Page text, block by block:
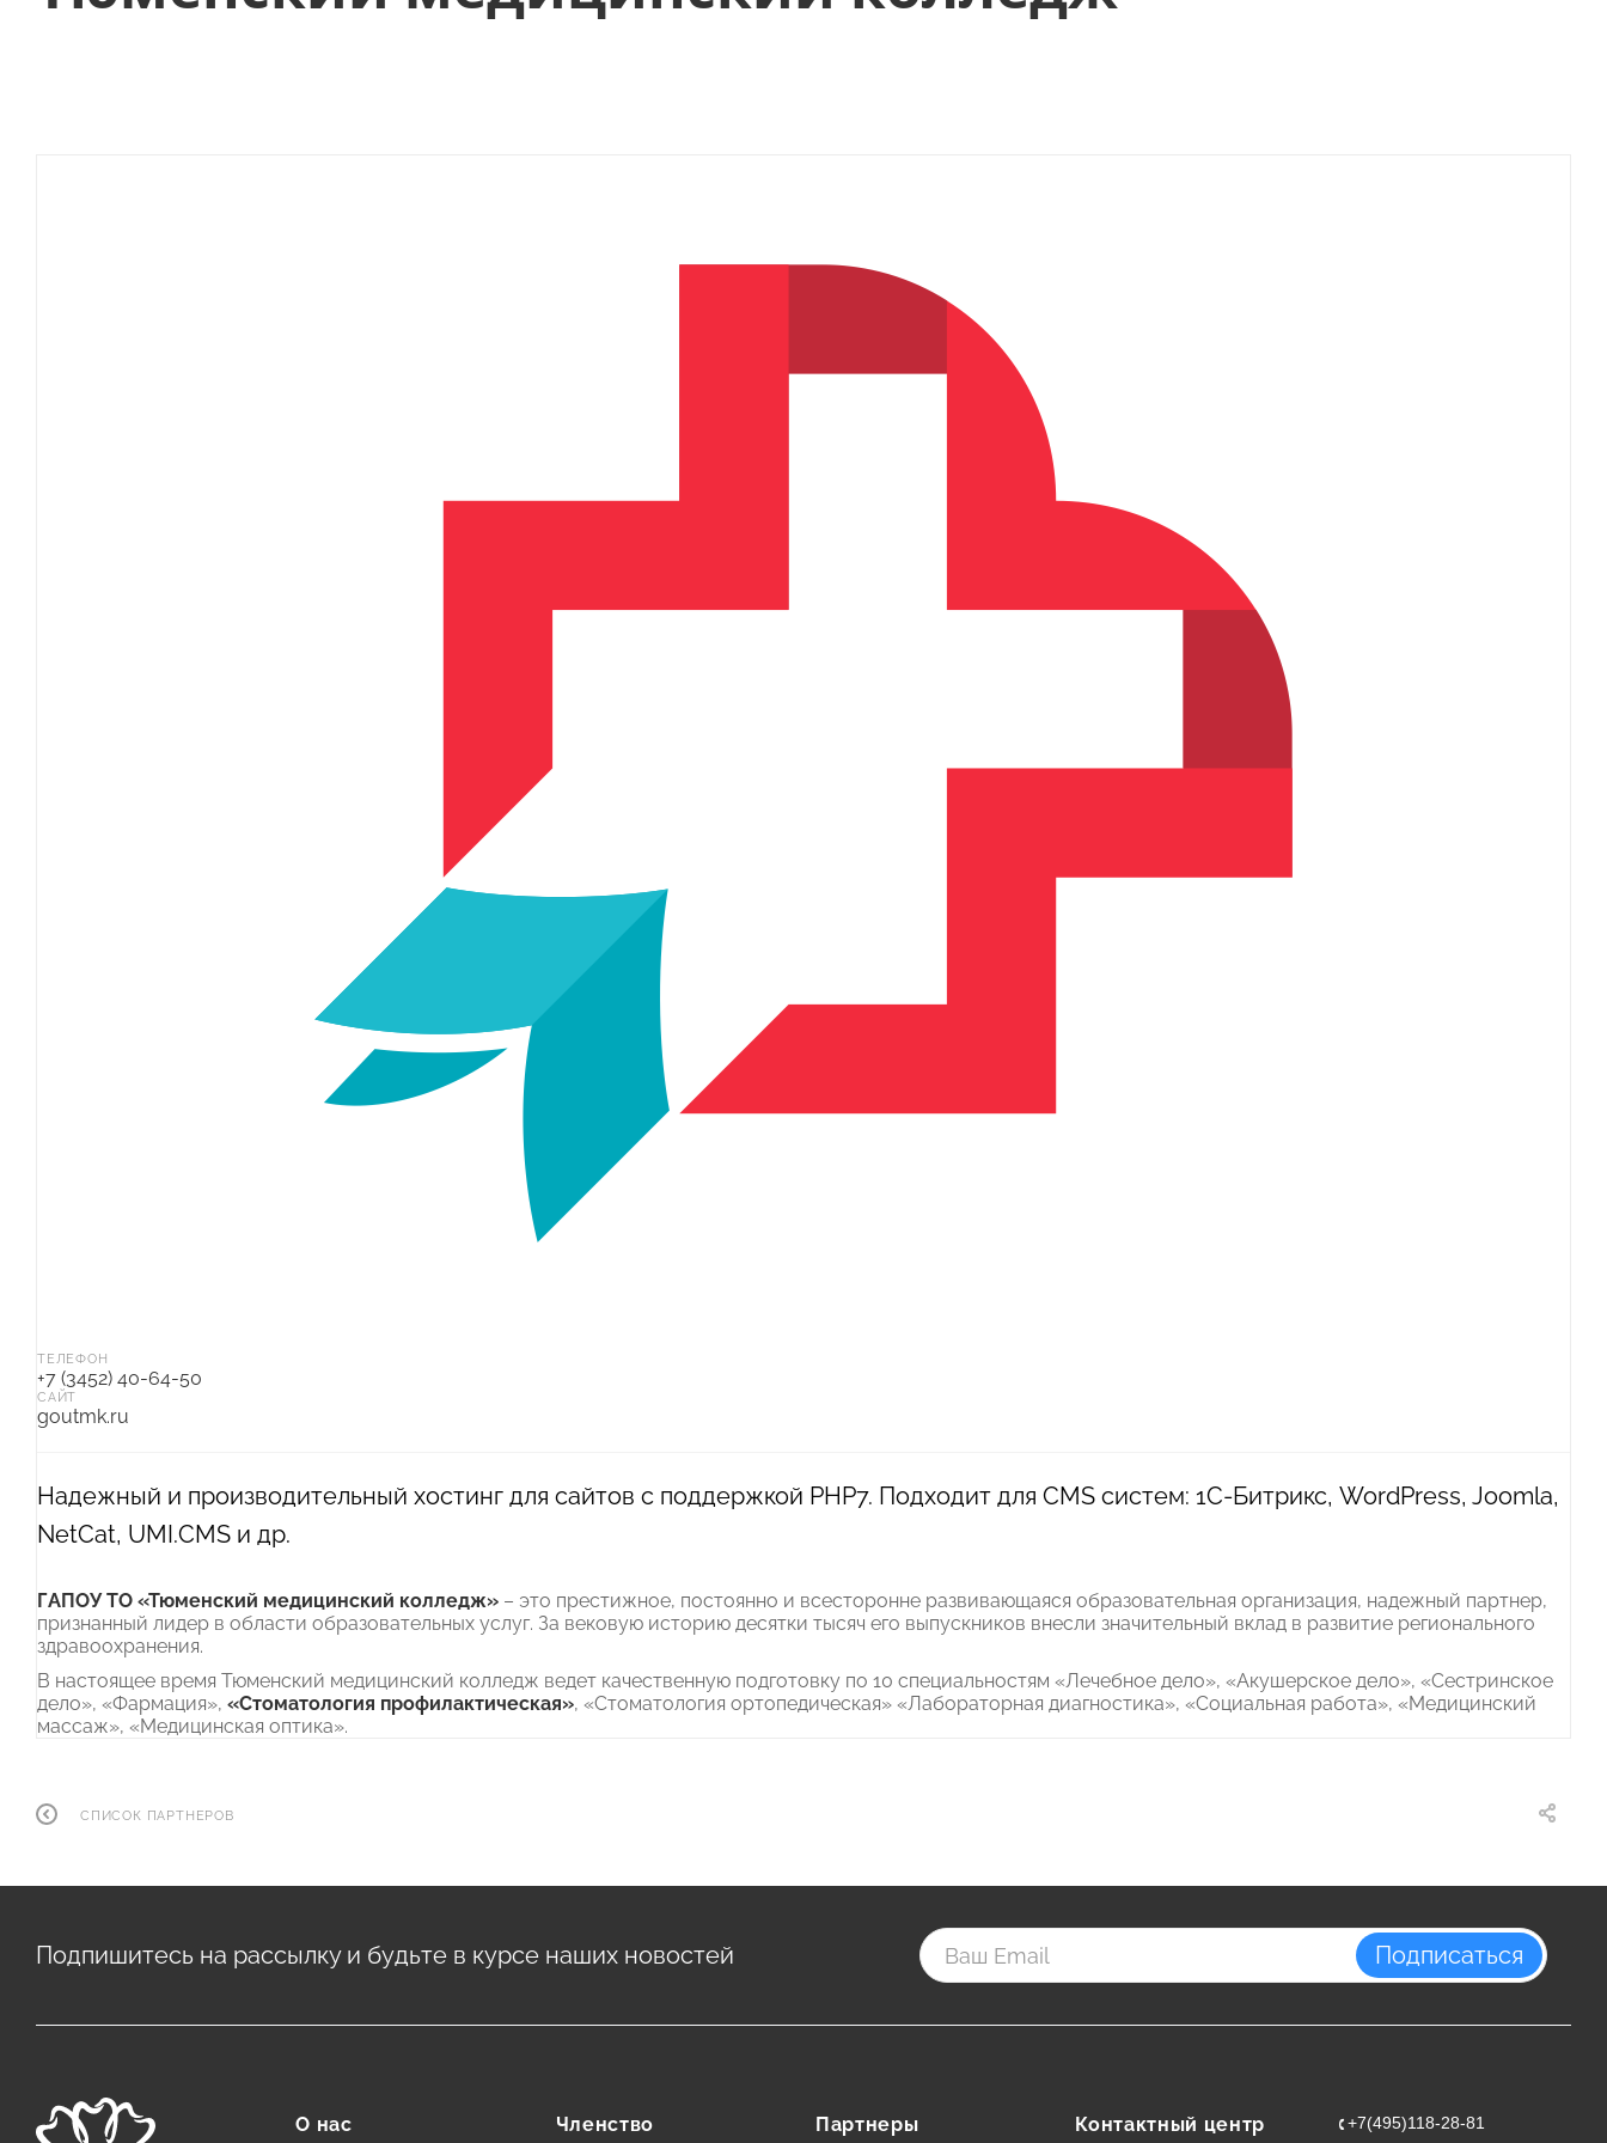
ТЕЛЕФОН
+7 (3452) 40-64-50
САЙТ
goutmk.ru
Надежный и производительный хостинг для сайтов с поддержкой PHP7. Подходит для CMS систем: 1С-Битрикс, WordPress, Joomla,
NetCat, UMI.CMS и др.
ГАПОУ ТО «Тюменский медицинский колледж» – это престижное, постоянно и всесторонне развивающаяся образовательная организация, надежный партнер,
признанный лидер в области образовательных услуг. За вековую историю десятки тысяч его выпускников внесли значительный вклад в развитие регионального
здравоохранения.
В настоящее время Тюменский медицинский колледж ведет качественную подготовку по 10 специальностям «Лечебное дело», «Акушерское дело», «Сестринское
дело», «Фармация», «Стоматология профилактическая», «Стоматология ортопедическая» «Лабораторная диагностика», «Социальная работа», «Медицинский
массаж», «Медицинская оптика».
СПИСОК ПАРТНЕРОВ
Подпишитесь на рассылку и будьте в курсе наших новостей Подписаться
О нас Членство Партнеры Контактный центр +7(495)118-28-81